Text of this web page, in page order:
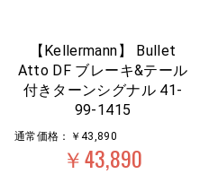
【Kellermann】 Bullet
Atto DF ブレーキ&テール
付きターンシグナル 41-
99-1415
通常価格：￥43,890
￥43,890